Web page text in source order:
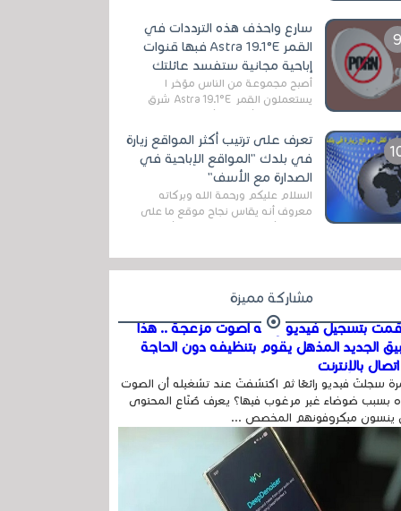
سارع واحذف هذه الترددات في
القمر Astra 19.1°E فبها قنوات
إباحية مجانية ستفسد عائلتك
أصبح مجموعة من الناس مؤخر ا
يستعملون القمر Astra 19.1°E شرق
قنوات مميزة جدا تنقل العديد من البرامج
اله...
تعرف على ترتيب أكثر المواقع زيارة
في بلدك "المواقع الإباحية في
الصدارة مع الأسف"
السلام عليكم ورحمة الله وبركاته
معروف أنه يقاس نجاح موقع ما على
في...
مشاركة مميزة
بتسجيل فيديو وفيه أصوت مزعجة .. هذا
الجديد المذهل يقوم بتنظيفه دون الحاجة
بالإنترنت
سجلتَ فيديو رائعًا ثم اكتشفتَ عند تشغيله أن الصوت
بسبب ضوضاء غير مرغوب فيها؟ يعرف صُنّاع المحتوى
ينسون ميكروفونهم المخصص ...